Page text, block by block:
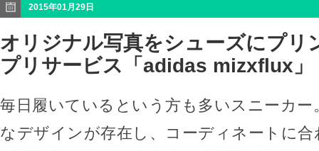
2015年01月29日
オリジナル写真をシューズにプリ
プリサービス「adidas mizxflux」
毎日履いているという方も多いスニーカ
なデザインが存在し、コーディネートに